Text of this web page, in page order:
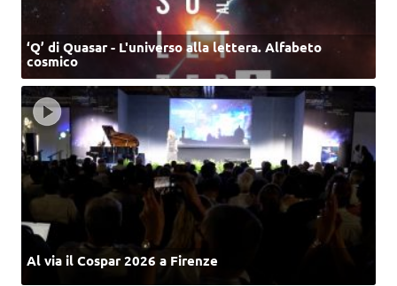
‘Q’ di Quasar - L'universo alla lettera. Alfabeto
cosmico
Al via il Cospar 2026 a Firenze